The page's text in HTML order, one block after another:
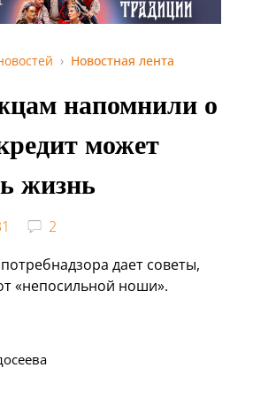
Новостная лента
напомнили о
может
жизнь
2
дает советы,
«непосильной ноши».